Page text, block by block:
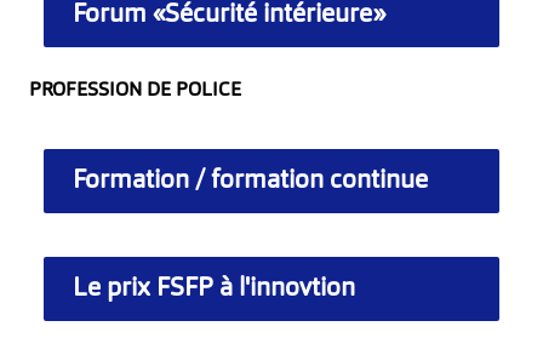
Forum «Sécurité intérieure»
PROFESSION DE POLICE
Formation / formation continue
Le prix FSFP à l'innovtion